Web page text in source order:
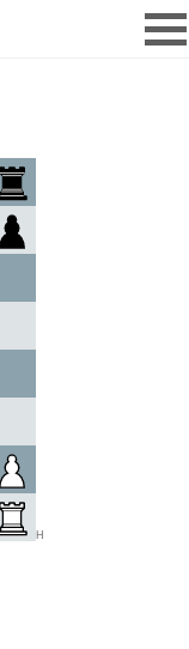
H